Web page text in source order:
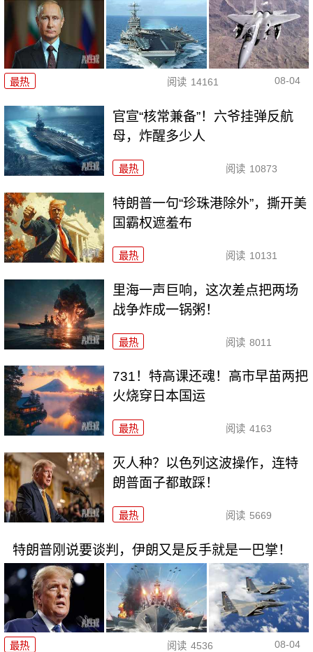
最热 阅读 14161 08-04
官宣“核常兼备”！六爷挂弹反航
母，炸醒多少人
最热 阅读 10873
特朗普一句“珍珠港除外”，撕开美
国霸权遮羞布
最热 阅读 10131
里海一声巨响，这次差点把两场
战争炸成一锅粥！
最热 阅读 8011
731！特高课还魂！高市早苗两把
火烧穿日本国运
最热 阅读 4163
灭人种？以色列这波操作，连特
朗普面子都敢踩！
最热 阅读 5669
特朗普刚说要谈判，伊朗又是反手就是一巴掌！
最热 阅读 4536 08-04